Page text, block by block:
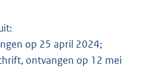
op 25 april 2024;
ontvangen op 12 mei